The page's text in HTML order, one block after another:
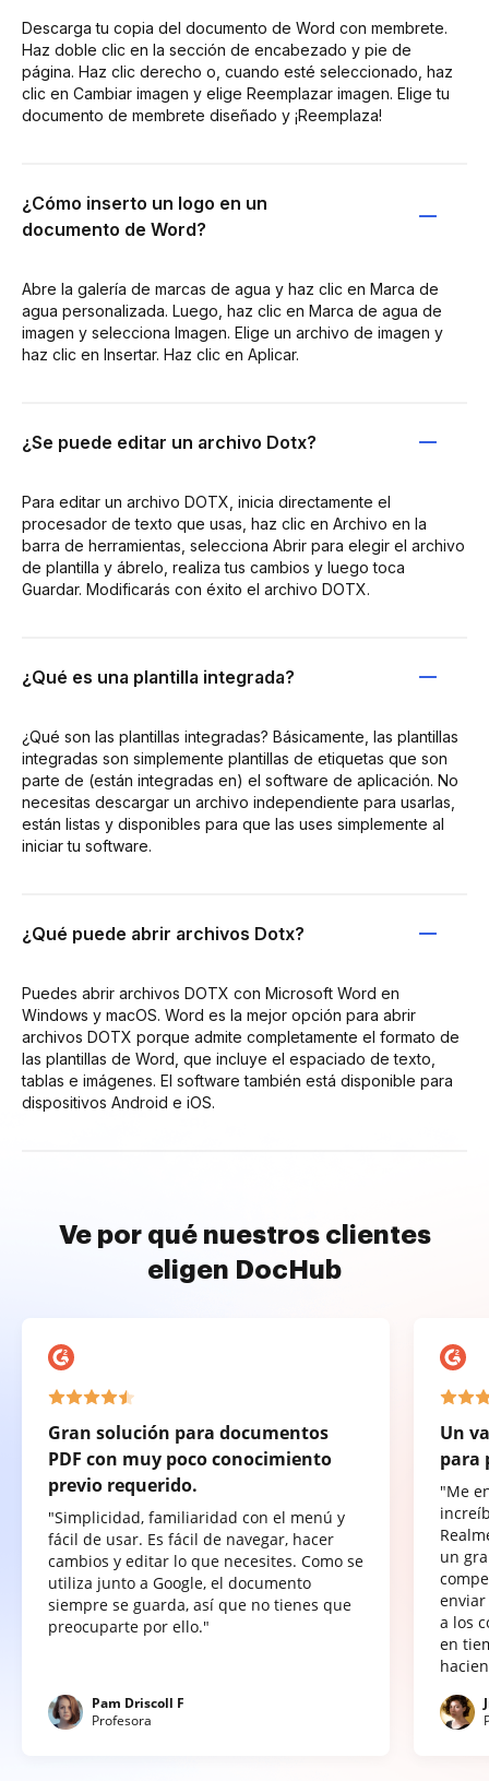
Descarga tu copia del documento de Word con membrete.
Haz doble clic en la sección de encabezado y pie de
página. Haz clic derecho o, cuando esté seleccionado, haz
clic en Cambiar imagen y elige Reemplazar imagen. Elige tu
documento de membrete diseñado y ¡Reemplaza!
¿Cómo inserto un logo en un
documento de Word?
Abre la galería de marcas de agua y haz clic en Marca de
agua personalizada. Luego, haz clic en Marca de agua de
imagen y selecciona Imagen. Elige un archivo de imagen y
haz clic en Insertar. Haz clic en Aplicar.
¿Se puede editar un archivo Dotx?
Para editar un archivo DOTX, inicia directamente el
procesador de texto que usas, haz clic en Archivo en la
barra de herramientas, selecciona Abrir para elegir el archivo
de plantilla y ábrelo, realiza tus cambios y luego toca
Guardar. Modificarás con éxito el archivo DOTX.
¿Qué es una plantilla integrada?
¿Qué son las plantillas integradas? Básicamente, las plantillas
integradas son simplemente plantillas de etiquetas que son
parte de (están integradas en) el software de aplicación. No
necesitas descargar un archivo independiente para usarlas,
están listas y disponibles para que las uses simplemente al
iniciar tu software.
¿Qué puede abrir archivos Dotx?
Puedes abrir archivos DOTX con Microsoft Word en
Windows y macOS. Word es la mejor opción para abrir
archivos DOTX porque admite completamente el formato de
las plantillas de Word, que incluye el espaciado de texto,
tablas e imágenes. El software también está disponible para
dispositivos Android e iOS.
Ve por qué nuestros clientes
eligen DocHub
Gran solución para documentos
PDF con muy poco conocimiento
previo requerido.
"Simplicidad, familiaridad con el menú y
fácil de usar. Es fácil de navegar, hacer
cambios y editar lo que necesites. Como se
utiliza junto a Google, el documento
siempre se guarda, así que no tienes que
preocuparte por ello."
Pam Driscoll F
Profesora
Un
para
"Me
un
a los
en